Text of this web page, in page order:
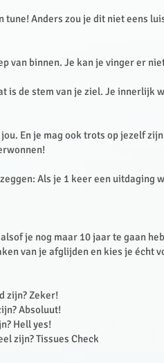
tune! Anders zou je dit niet eens
van binnen. Je kan je vinger er
is de stem van je ziel. Je innerlijk
En je mag ook trots op jezelf
Als je 1 keer een uitdaging
je nog maar 10 jaar te gaan
van je afglijden en kies je écht
zijn? Zeker!
Absoluut!
Hell yes!
zijn? Tissues Check